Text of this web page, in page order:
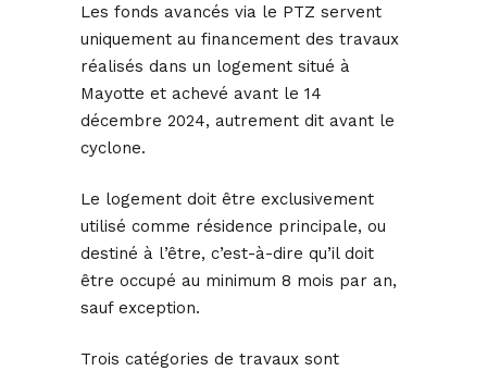
Les fonds avancés via le PTZ servent
uniquement au financement des travaux
réalisés dans un logement situé à
Mayotte et achevé avant le 14
décembre 2024, autrement dit avant le
cyclone.
Le logement doit être exclusivement
utilisé comme résidence principale, ou
destiné à l’être, c’est-à-dire qu’il doit
être occupé au minimum 8 mois par an,
sauf exception.
Trois catégories de travaux sont